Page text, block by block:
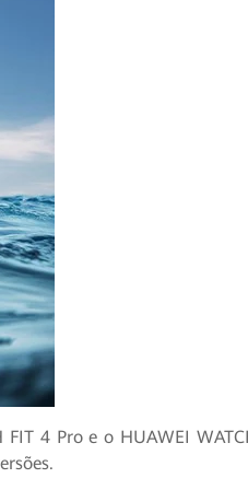
4 Pro e o HUAWEI